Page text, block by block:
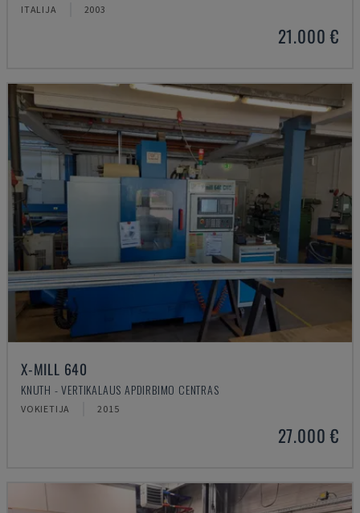
ITALIJA 2003
21.000 €
X-MILL 640
KNUTH - VERTIKALAUS APDIRBIMO CENTRAS
VOKIETIJA 2015
27.000 €